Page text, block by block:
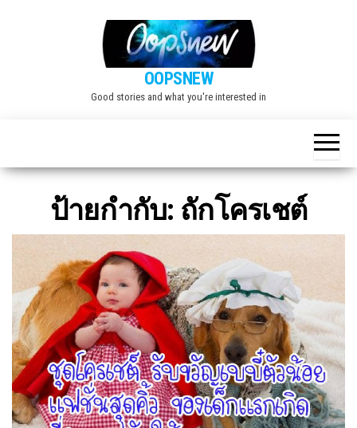
OOPSNEW
Good stories and what you're interested in
ป้ายกำกับ: ถักโครเชต์